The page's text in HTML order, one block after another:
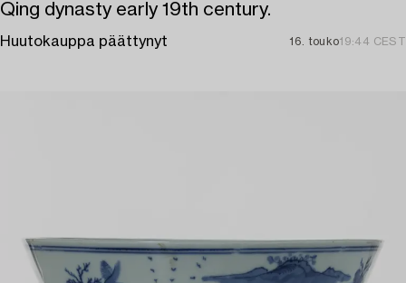
Qing dynasty early 19th century.
Huutokauppa päättynyt 16. touko19:44 CEST